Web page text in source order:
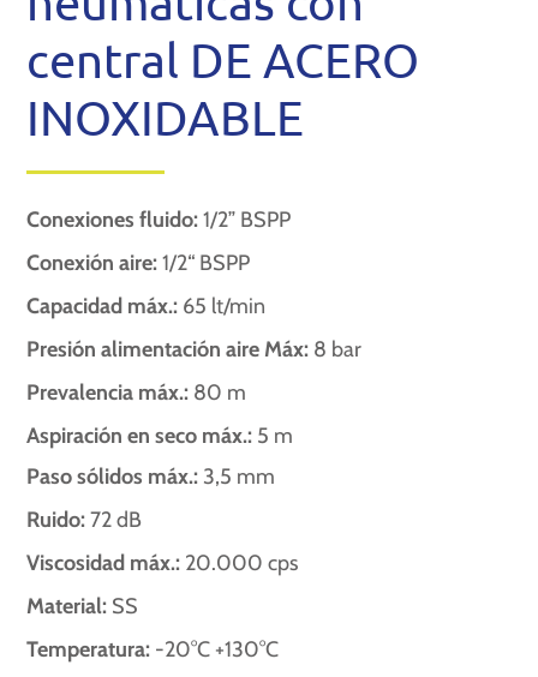
central DE ACERO
INOXIDABLE
Conexiones fluido:1/2” BSPP
Conexión aire:1/2“ BSPP
Capacidad máx.: 65 lt/min
Presión alimentación aire Máx: 8 bar
Prevalencia máx.: 80 m
Aspiración en seco máx.: 5 m
Paso sólidos máx.: 3,5 mm
Ruido:72 dB
Viscosidad máx.: 20.000 cps
Material: SS
Temperatura: -20°C +130°C